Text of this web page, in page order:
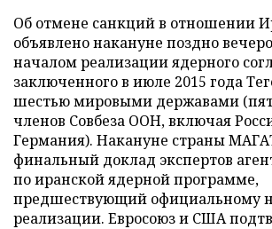
Об отмене санкций в отношении
объявлено накануне поздно
началом реализации ядерного
заключенного в июле 2015 года
шестью мировыми державами
членов Совбеза ООН, включая
Германия). Накануне страны
финальный доклад экспертов
по иранской ядерной программе,
предшествующий официальному
реализации. Евросоюз и США